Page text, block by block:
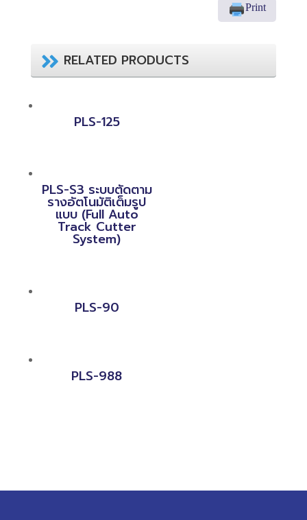
Print
RELATED PRODUCTS
PLS-125
PLS-S3 ระบบตัดตาม
รางอัตโนมัติเต็มรูป
แบบ (Full Auto
Track Cutter
System)
PLS-90
PLS-988